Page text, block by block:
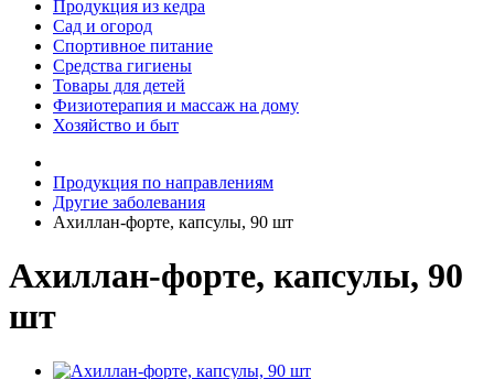
Продукция из кедра
Сад и огород
Спортивное питание
Средства гигиены
Товары для детей
Физиотерапия и массаж на дому
Хозяйство и быт
Продукция по направлениям
Другие заболевания
Ахиллан-форте, капсулы, 90 шт
Ахиллан-форте, капсулы, 90
шт